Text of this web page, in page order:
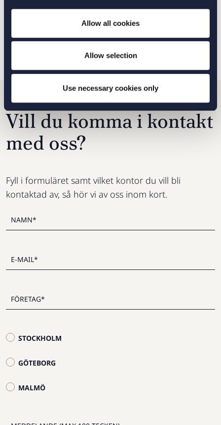
Allow all cookies
Allow selection
Use necessary cookies only
STOCKHOLM
GÖTEBORG
MALMÖ
Vill du komma i kontakt
med oss?
Fyll i formuläret samt vilket kontor du vill bli
kontaktad av, så hör vi av oss inom kort.